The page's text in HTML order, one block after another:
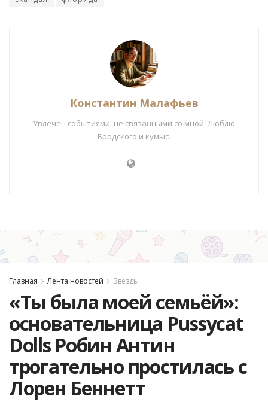
Константин Малафьев
Увлечен событиями, не связанными со мной. Люблю
Бродского и кумыс.
Главная Лента новостей Звезды
«Ты была моей семьёй»:
основательница Pussycat
Dolls Робин Антин
трогательно простилась с
Лорен Беннетт